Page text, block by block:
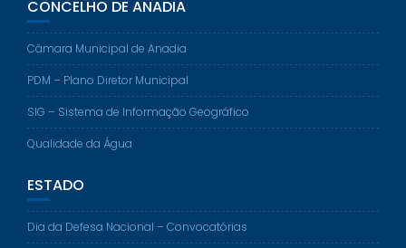
CONCELHO DE ANADIA
Câmara Municipal de Anadia
PDM – Plano Diretor Municipal
SIG – Sistema de Informação Geográfico
Qualidade da Água
ESTADO
Dia da Defesa Nacional – Convocatórias